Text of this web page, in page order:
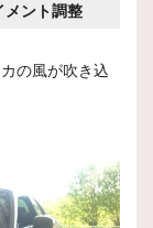
ント調整
の風が吹き込